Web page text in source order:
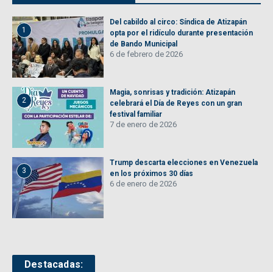
1
Del cabildo al circo: Síndica de Atizapán
opta por el ridículo durante presentación
de Bando Municipal
6 de febrero de 2026
2
Magia, sonrisas y tradición: Atizapán
celebrará el Día de Reyes con un gran
festival familiar
7 de enero de 2026
3
Trump descarta elecciones en Venezuela
en los próximos 30 días
6 de enero de 2026
Destacadas: